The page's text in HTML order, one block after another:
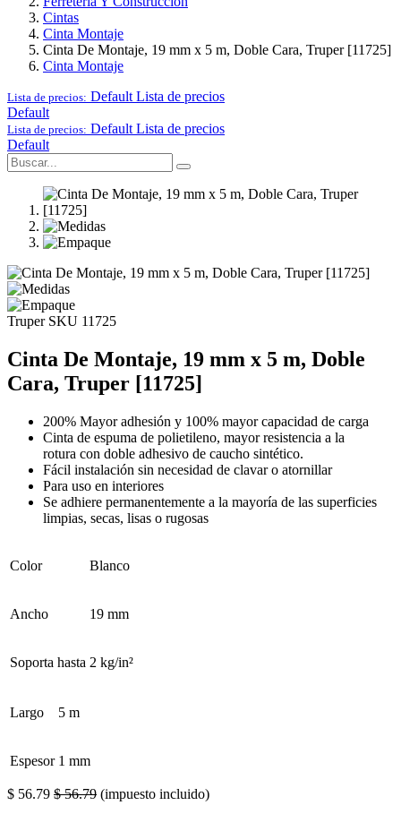
Cintas
Cinta Montaje
Cinta De Montaje, 19 mm x 5 m, Doble Cara, Truper [11725]
Cinta Montaje
Lista de precios: Default Lista de precios
Default
Lista de precios: Default Lista de precios
Default
Truper SKU 11725
Cinta De Montaje, 19 mm x 5 m, Doble
Cara, Truper [11725]
200% Mayor adhesión y 100% mayor capacidad de carga
Cinta de espuma de polietileno, mayor resistencia a la
rotura con doble adhesivo de caucho sintético.
Fácil instalación sin necesidad de clavar o atornillar
Para uso en interiores
Se adhiere permanentemente a la mayoría de las superficies
limpias, secas, lisas o rugosas
Color Blanco
Ancho 19 mm
Soporta hasta 2 kg/in²
Largo 5 m
Espesor 1 mm
$ 56.79 $56.79 (impuesto incluido)